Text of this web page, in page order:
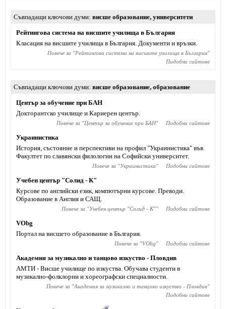
Съвпадащи ключови думи висше образование, университети
Рейтингова система на висшите училища в България
Класация на висшите училища в България. Документи и връзки.
Повече за "Рейтингова система на висшите училища в България"
Подобни сайтове
Съвпадащи ключови думи висше образование, образование
Център за обучение при БАН
Докторантско училище и Кариерен център.
Повече за "Център за обучение при БАН" Подобни сайтове
Украинистика
История, състояние и перспективи на профил "Украинистика" във
Факултет по славянски филологии на Софийски университет.
Повече за "Украинистика" Подобни сайтове
Учебен център "Солид - К"
Курсове по английски език, компютърни курсове. Преводи.
Образование в Англия и САЩ.
Повече за "Учебен център "Солид - К"" Подобни сайтове
VObg
Портал на висшето образование в България.
Повече за "VObg" Подобни сайтове
Академия за музикално и танцово изкуство - Пловдив
АМТИ - Висше училище по изкуства. Обучава студенти в
музикално-фолклорни и хореографски специалности.
Повече за "Академия за музикално и танцово изкуство - Пловдив"
Подобни сайтове